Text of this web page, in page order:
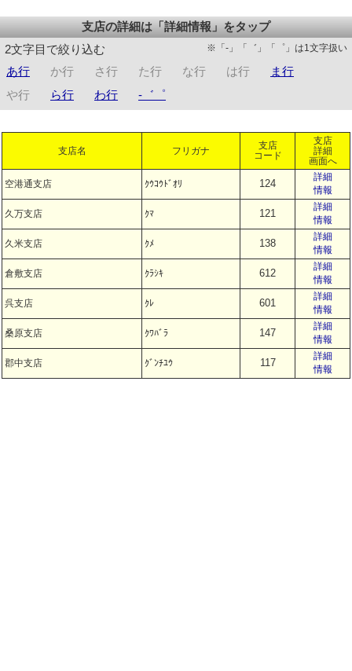
支店の詳細は「詳細情報」をタップ
2文字目で絞り込む
※「-」「゛」「゜」は1文字扱い
あ行 か行 さ行 た行 な行 は行
ま行
や行
ら行 わ行 -゛゜
支店名 フリガナ
支店
コード
支店
詳細
画面へ
空港通支店 ｸｳｺｳﾄﾞｵﾘ 124
詳細
情報
久万支店 ｸﾏ 121
詳細
情報
久米支店 ｸﾒ 138
詳細
情報
倉敷支店 ｸﾗｼｷ 612
詳細
情報
呉支店 ｸﾚ 601
詳細
情報
桑原支店 ｸﾜﾊﾞﾗ 147
詳細
情報
郡中支店 ｸﾞﾝﾁﾕｳ 117
詳細
情報